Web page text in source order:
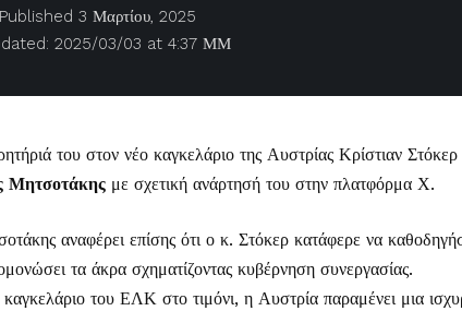
2025/03/03 at 4:37 ΜΜ
3 Μαρτίου, 2025
του στον νέο καγκελάριο της Αυστρίας Κρίστιαν
Μητσοτάκης με σχετική ανάρτησή του στην πλατφόρμα Χ.
αναφέρει επίσης ότι ο κ. Στόκερ κατάφερε να
τα άκρα σχηματίζοντας κυβέρνηση συνεργασίας.
του ΕΛΚ στο τιμόνι, η Αυστρία παραμένει μια